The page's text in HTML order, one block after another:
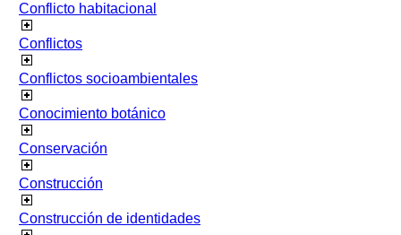
Conflicto habitacional
Conflictos
Conflictos socioambientales
Conocimiento botánico
Conservación
Construcción
Construcción de identidades